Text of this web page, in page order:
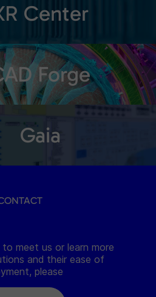
Center
Forge
Gaia
meet us or learn more
and their ease of
please